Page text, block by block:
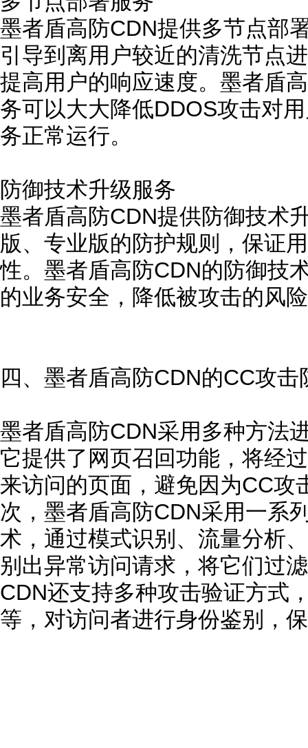
墨者盾高防CDN提供多节点部
引导到离用户较近的清洗节点
提高用户的响应速度。墨者盾
务可以大大降低DDOS攻击对
务正常运行。
防御技术升级服务
墨者盾高防CDN提供防御技术
版、专业版的防护规则，保证
性。墨者盾高防CDN的防御技
的业务安全，降低被攻击的风
四、墨者盾高防CDN的CC攻击
墨者盾高防CDN采用多种方法
它提供了网页召回功能，将经
来访问的页面，避免因为CC攻
次，墨者盾高防CDN采用一系
术，通过模式识别、流量分析
别出异常访问请求，将它们过
CDN还支持多种攻击验证方式
等，对访问者进行身份鉴别，